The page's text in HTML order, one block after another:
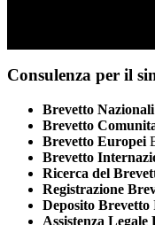
Consulenza per il
Brevetto Nazionali
Brevetto
Brevetto Europei
Brevetto
Ricerca del
Registrazione
Deposito Brevetto
Assistenza Legale